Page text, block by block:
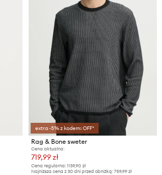
extra -5% z kodem: OFF*
Rag & Bone sweter
Cena aktualna:
719,99 zł
Cena regularna: 1139,90 zł
Najniższa cena z 30 dni przed obniżką: 759,99 zł